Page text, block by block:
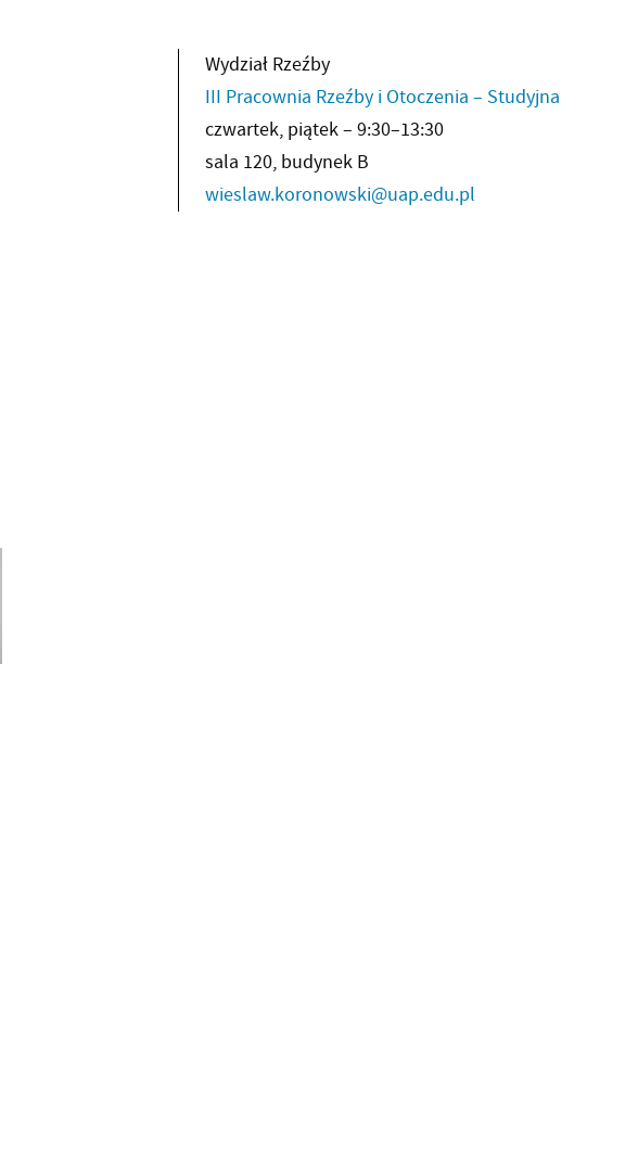
Wydział Rzeźby
III Pracownia Rzeźby i Otoczenia – Studyjna
czwartek, piątek – 9:30–13:30
sala 120, budynek B
wieslaw.koronowski@uap.edu.pl